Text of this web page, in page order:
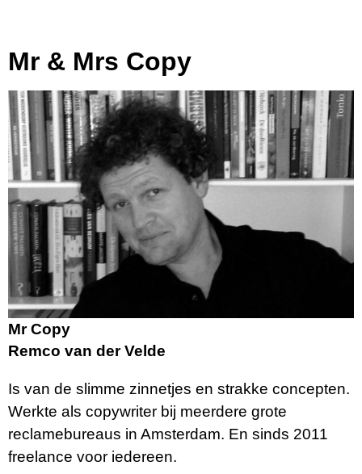
Mr & Mrs Copy
Mr Copy
Remco van der Velde
Is van de slimme zinnetjes en strakke concepten.
Werkte als copywriter bij meerdere grote
reclamebureaus in Amsterdam. En sinds 2011
freelance voor iedereen.